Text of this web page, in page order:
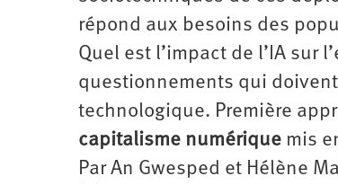
répond aux besoins des
Quel est l’impact de l’IA sur
questionnements qui
technologique. Première
capitalisme numérique mis
Par An Gwesped et Hélène